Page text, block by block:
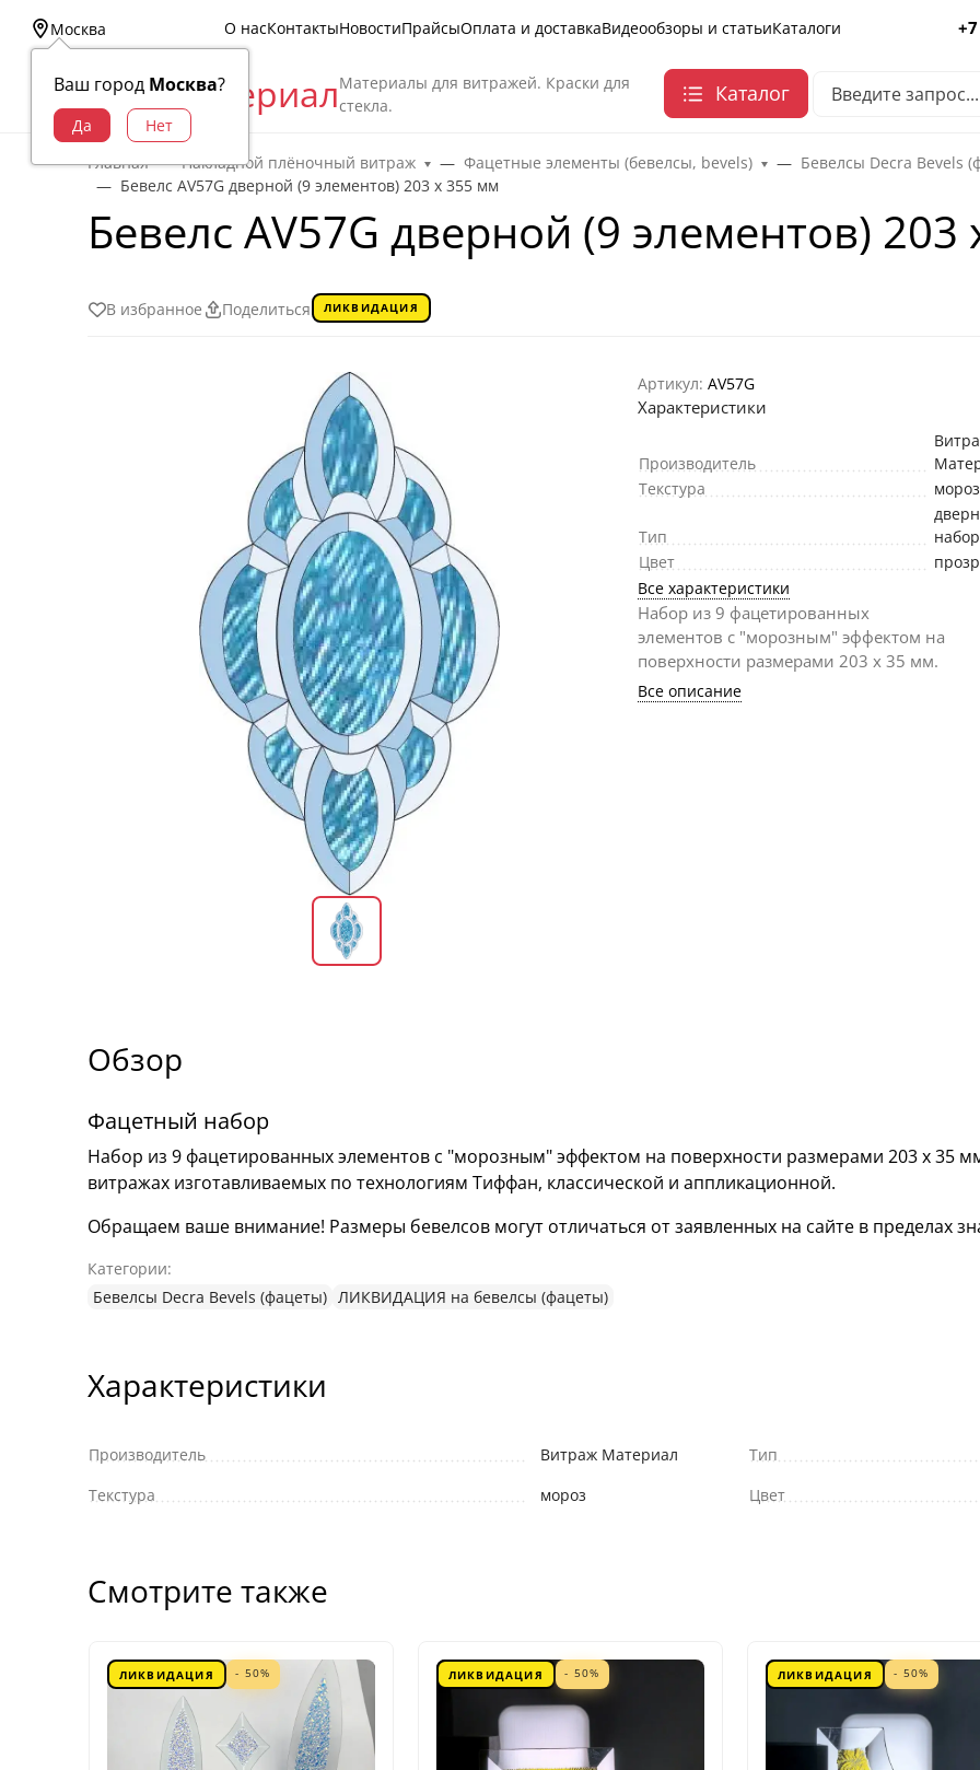
Москва
Ваш город Москва?
О насКонтактыНовостиПрайсыОплата и доставкаВидеообзоры и статьиКаталоги
Витраж МатериалМатериалы для витражей. Краски для
стекла.
Каталог
Главная Накладной плёночный витраж Фацетные элементы (бевелсы, bevels)
Бевелсы Decra Bevels
Бевелс AV57G дверной (9 элементов) 203 х 355 мм
Бевелс AV57G дверной (9 элементов)
В избранное Поделиться ЛИКВИДАЦИЯ
Артикул: AV57G
Характеристики
Производитель
Текстура
мороз
Тип
Цвет
Все характеристики
Набор из 9 фацетированных
элементов с "морозным" эффектом на
поверхности размерами 203 х 35 мм.
Все описание
Обзор
Фацетный набор
Набор из 9 фацетированных элементов с "морозным" эффектом на поверхности размерами 203 х 35
витражах изготавливаемых по технологиям Тиффан, классической и аппликационной.
Обращаем ваше внимание! Размеры бевелсов могут отличаться от заявленных на сайте в пределах
Категории:
Бевелсы Decra Bevels (фацеты) ЛИКВИДАЦИЯ на бевелсы (фацеты)
Характеристики
Производитель
Витраж Материал
Текстура
мороз
Тип
Цвет
Смотрите также
ЛИКВИДАЦИЯ - 50% ЛИКВИДАЦИЯ - 50% ЛИКВИДАЦИЯ - 50%